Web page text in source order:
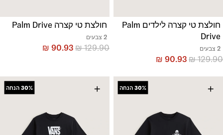
חולצת טי קצרה לילדים Palm
Drive
2 צבעים
₪129.90
₪ 90.93
חולצת טי קצרה Palm Drive
2 צבעים
₪129.90
₪ 90.93
+
30% הנחה +
30% הנחה